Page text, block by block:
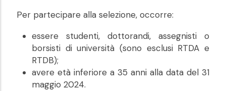
Per partecipare alla selezione, occorre:
essere studenti, dottorandi, assegnisti o
borsisti di università (sono esclusi RTDA e
RTDB);
avere età inferiore a 35 anni alla data del 31
maggio 2024.